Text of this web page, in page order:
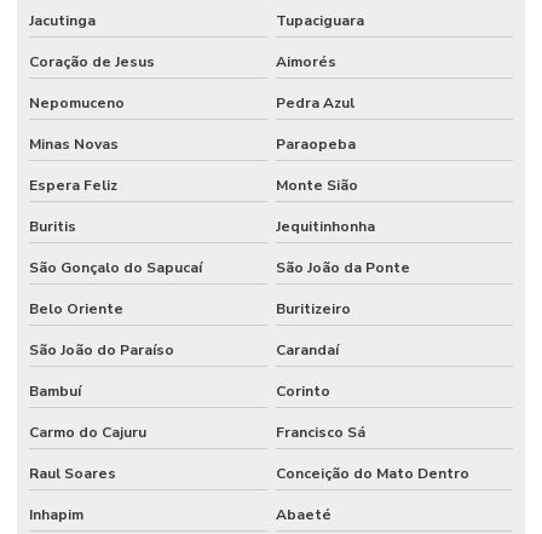
Onde Comprar Ponteira De Direção
Onde Comprar Retentor Para Máquinas
Onde Encontrar Anel Backup Nitrica
Onde Encontrar Anel Quadrado De Borracha Em Minas
Onde Encontrar Reparo Para Cilindro Hidráulico
Pistom Hidráulico
Ponteira De Direção
Preços De Terminal Hidraulico Macho Fixo Npt
Preços De Válvula Reguladora De Fluxo Em Minas Gerais
Raspador Hidráulico
Jacutinga Tupaciguara
Coração de Jesus Aimorés
Nepomuceno Pedra Azul
Minas Novas Paraopeba
Espera Feliz Monte Sião
Buritis Jequitinhonha
São Gonçalo do Sapucaí São João da Ponte
Belo Oriente Buritizeiro
São João do Paraíso Carandaí
Bambuí Corinto
Carmo do Cajuru Francisco Sá
Raul Soares Conceição do Mato Dentro
Inhapim Abaeté